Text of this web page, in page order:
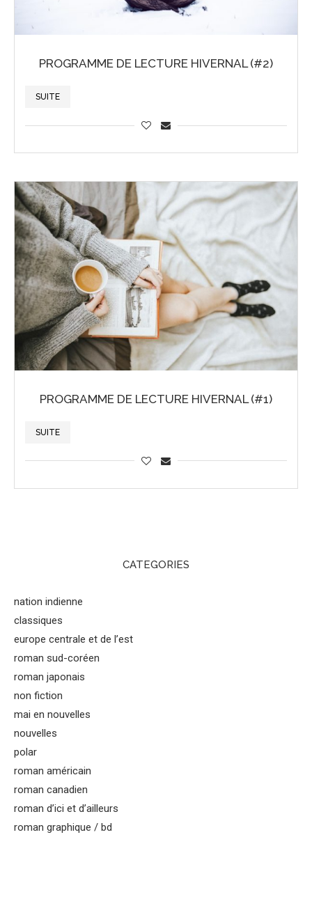
PROGRAMME DE LECTURE HIVERNAL (#2)
SUITE
PROGRAMME DE LECTURE HIVERNAL (#1)
SUITE
CATEGORIES
nation indienne
classiques
europe centrale et de l’est
roman sud-coréen
roman japonais
non fiction
mai en nouvelles
nouvelles
polar
roman américain
roman canadien
roman d’ici et d’ailleurs
roman graphique / bd